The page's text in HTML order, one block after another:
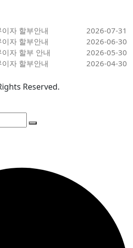
자 할부안내
2026-07-31
자 할부안내
2026-06-30
자 할부 안내
2026-05-30
자 할부안내
2026-04-30
Reserved.